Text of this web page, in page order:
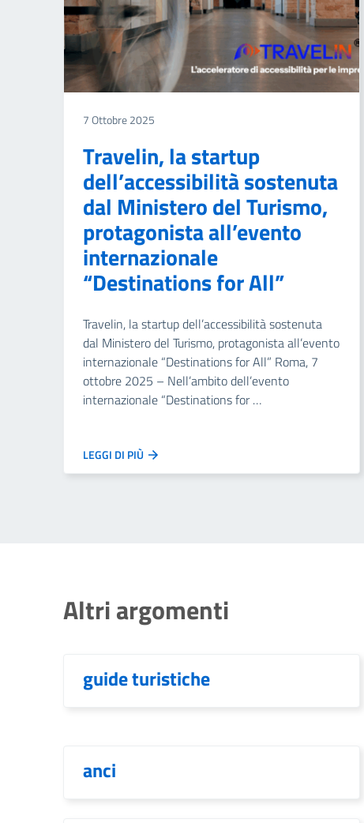
7 Ottobre 2025
Travelin, la startup
dell’accessibilità sostenuta
dal Ministero del Turismo,
protagonista all’evento
internazionale
“Destinations for All”
Travelin, la startup dell’accessibilità sostenuta
dal Ministero del Turismo, protagonista all’evento
internazionale “Destinations for All” Roma, 7
ottobre 2025 – Nell’ambito dell’evento
internazionale “Destinations for …
LEGGI DI PIÙ
Altri argomenti
guide turistiche
anci